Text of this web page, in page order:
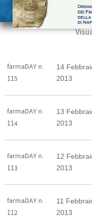
farmaDAY n.
115
14
2013
farmaDAY n.
114
13
2013
farmaDAY n.
113
12
2013
farmaDAY n.
112
11
2013